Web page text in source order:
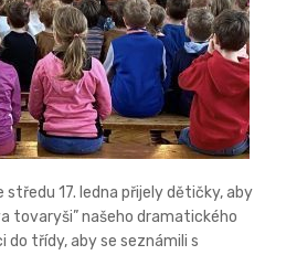
17. ledna přijely dětičky, aby
tovaryši” našeho dramatického
do třídy, aby se seznámili s